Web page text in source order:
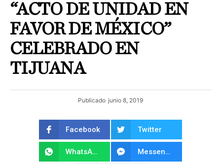
“ACTO DE UNIDAD EN
FAVOR DE MÉXICO”
CELEBRADO EN
TIJUANA
Publicado junio 8, 2019
Facebook Twitter
WhatsApp Messenger